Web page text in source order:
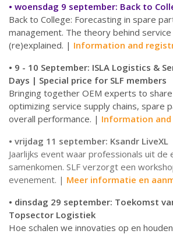
• woensdag 9 september: Back to
Back to College: Forecasting in spare
management. The theory behind
(re)explained. | Information and
• 9 - 10 September: ISLA Logistics &
Days | Special price for SLF members
Bringing together OEM experts to
optimizing service supply chains, spare
overall performance. | Information
• vrijdag 11 september: Ksandr LiveXL
Jaarlijks event waar professionals uit de
samenkomen. SLF verzorgt een
evenement. | Meer informatie en
• dinsdag 29 september: Toekomst
Topsector Logistiek
Hoe schalen we innovaties op en